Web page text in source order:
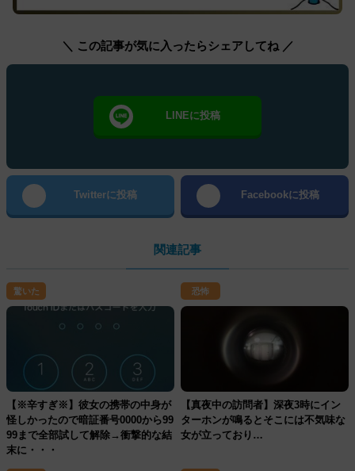
＼ この記事が気に入ったらシェアしてね ／
LINEに投稿
Twitterに投稿 Facebookに投稿
関連記事
驚いた
【※辛すぎ※】彼女の携帯の中身が
怪しかったので暗証番号0000から99
99まで全部試して解除→衝撃的な結
末に・・・
恐怖
【真夜中の訪問者】深夜3時にイン
ターホンが鳴るとそこには不気味な
女が立っており…